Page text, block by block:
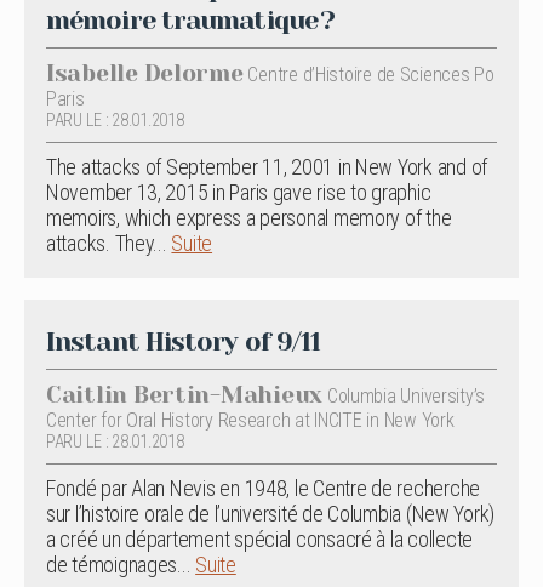
mémoire traumatique ?
Isabelle DelormeCentre d’Histoire de Sciences Po
Paris
PARU LE : 28.01.2018
The attacks of September 11, 2001 in New York and of
November 13, 2015 in Paris gave rise to graphic
memoirs, which express a personal memory of the
attacks. They... Suite
Instant History of 9/11
Caitlin Bertin-Mahieux Columbia University’s
Center for Oral History Research at INCITE in New York
PARU LE : 28.01.2018
Fondé par Alan Nevis en 1948, le Centre de recherche
sur l’histoire orale de l’université de Columbia (New York)
a créé un département spécial consacré à la collecte
de témoignages... Suite